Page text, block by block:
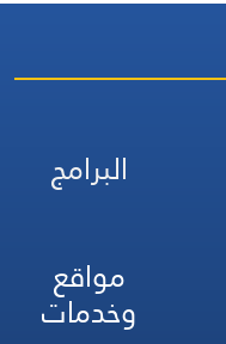
البرامج
مواقع
وخدمات